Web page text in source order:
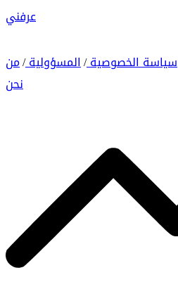
عرفني
سياسة الخصوصية/ المسؤولية/ من
نحن